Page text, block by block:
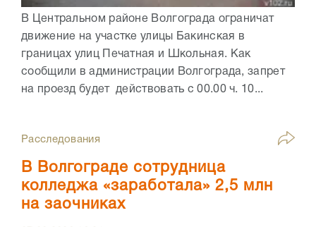
В Центральном районе Волгограда ограничат
движение на участке улицы Бакинская в
границах улиц Печатная и Школьная. Как
сообщили в администрации Волгограда, запрет
на проезд будет действовать с 00.00 ч. 10...
Расследования
В Волгограде сотрудница
колледжа «заработала» 2,5 млн
на заочниках